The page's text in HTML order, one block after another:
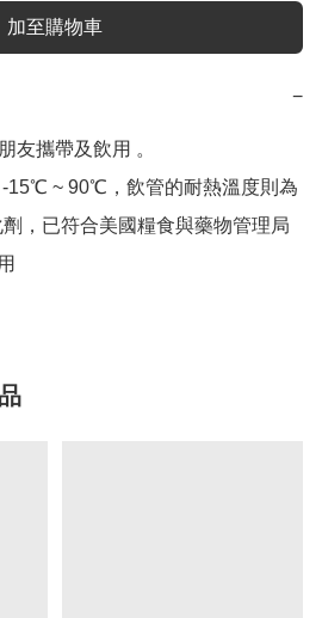
加至購物車
−
友攜帶及飲用 。
-15℃ ~ 90℃，飲管的耐熱溫度則為
，已符合美國糧食與藥物管理局